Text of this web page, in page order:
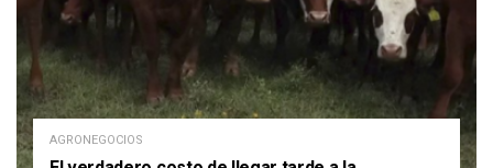
AGRONEGOCIOS